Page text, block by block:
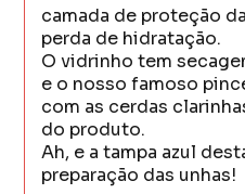
camada de proteção
perda de hidratação.
O vidrinho tem
e o nosso famoso
com as cerdas
do produto.
Ah, e a tampa azul
preparação das unhas!